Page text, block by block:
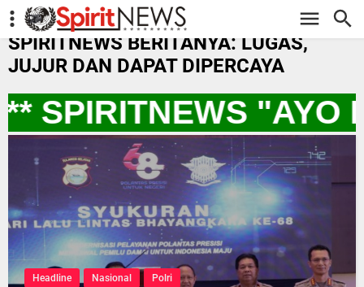
-->
SPIRITNEWS BERITANYA: LUGAS,
JUJUR DAN DAPAT DIPERCAYA
"AYO
Headline Nasional Polri